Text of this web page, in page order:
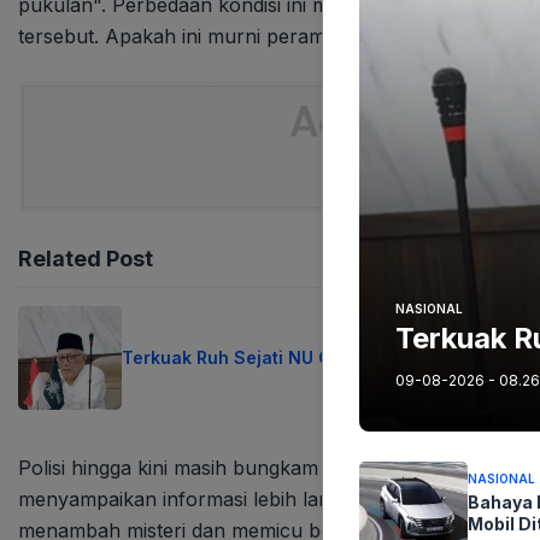
tersebut. Apakah ini murni perampokan yang berujung
Related Post
Terkuak Ruh Sejati NU Gus Kikin Buka Suara
Polisi hingga kini masih bungkam soal motif pelaku.
menyampaikan informasi lebih lanjut setelah
menambah misteri dan memicu beragam spekulasi di
NASIONAL
Terkuak
09-08-2026 - 08.26
NASIONAL
Bahaya
Mobil